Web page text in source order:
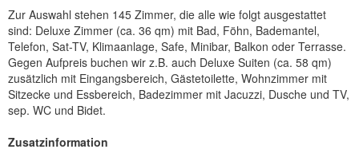
Zur Auswahl stehen 145 Zimmer, die alle wie folgt ausgestattet
sind: Deluxe Zimmer (ca. 36 qm) mit Bad, Föhn, Bademantel,
Telefon, Sat-TV, Klimaanlage, Safe, Minibar, Balkon oder Terrasse.
Gegen Aufpreis buchen wir z.B. auch Deluxe Suiten (ca. 58 qm)
zusätzlich mit Eingangsbereich, Gästetoilette, Wohnzimmer mit
Sitzecke und Essbereich, Badezimmer mit Jacuzzi, Dusche und TV,
sep. WC und Bidet.
Zusatzinformation